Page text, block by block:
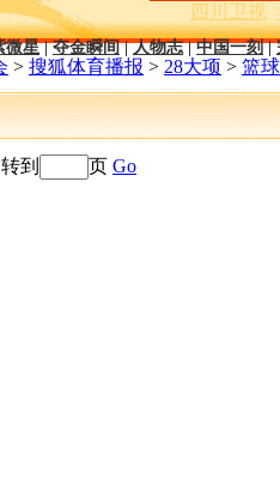
四川卫视
微星|夺金瞬间|人物志|中国一刻|
> 搜狐体育播报 > 28大项 > 篮球
转到 页 Go